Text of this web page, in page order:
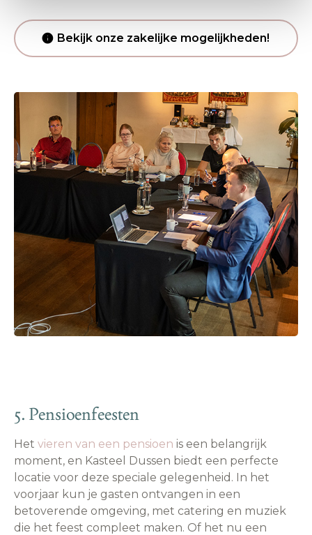
Bekijk onze zakelijke mogelijkheden!
5. Pensioenfeesten
Het vieren van een pensioen is een belangrijk
moment, en Kasteel Dussen biedt een perfecte
locatie voor deze speciale gelegenheid. In het
voorjaar kun je gasten ontvangen in een
betoverende omgeving, met catering en muziek
die het feest compleet maken. Of het nu een